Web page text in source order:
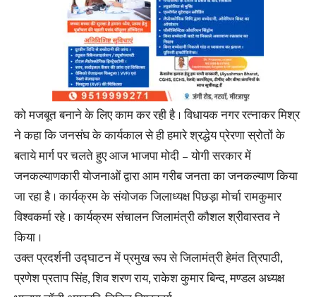
को मजबूत बनाने के लिए काम कर रही है । विधायक नगर रत्नाकर मिश्र
ने कहा कि जनसंघ के कार्यकाल से ही हमारे श्रद्धेय प्रेरणा स्रोतों के
बताये मार्ग पर चलते हुए आज भाजपा मोदी – योगी सरकार में
जनकल्याणकारी योजनाओं द्वारा आम गरीब जनता का जनकल्याण किया
जा रहा है । कार्यक्रम के संयोजक जिलाध्यक्ष पिछड़ा मोर्चा रामकुमार
विश्वकर्मा रहे । कार्यक्रम संचालन जिलामंत्री कौशल श्रीवास्तव ने
किया ।
उक्त प्रदर्शनी उद्घाटन में प्रमुख रूप से जिलामंत्री हेमंत त्रिपाठी,
प्रणेश प्रताप सिंह, शिव शरण राय, राकेश कुमार बिन्द, मण्डल अध्यक्ष